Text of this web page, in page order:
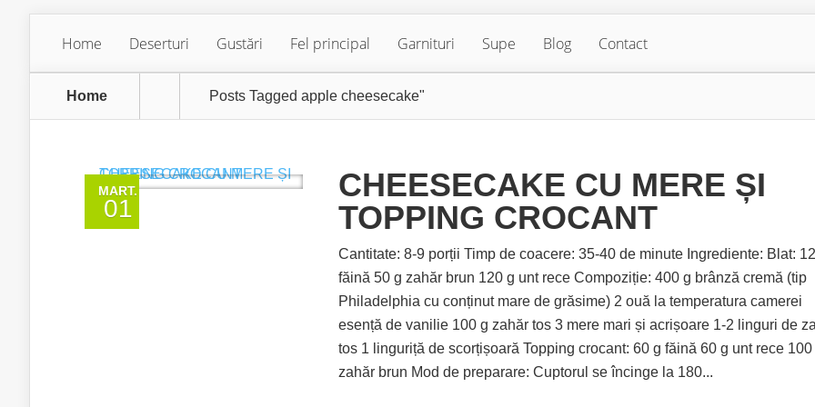
Home Deserturi Gustări Fel principal Garnituri Supe Blog Contact
Home Posts Tagged apple cheesecake"
MART.
01
CHEESECAKE CU MERE ȘI
TOPPING CROCANT
Cantitate: 8-9 porții Timp de coacere: 35-40 de minute Ingrediente: Blat:
făină 50 g zahăr brun 120 g unt rece Compoziție: 400 g brânză cremă (tip
Philadelphia cu conținut mare de grăsime) 2 ouă la temperatura camerei
esență de vanilie 100 g zahăr tos 3 mere mari și acrișoare 1-2 linguri de
tos 1 linguriță de scorțișoară Topping crocant: 60 g făină 60 g unt rece 100
zahăr brun Mod de preparare: Cuptorul se încinge la 180...